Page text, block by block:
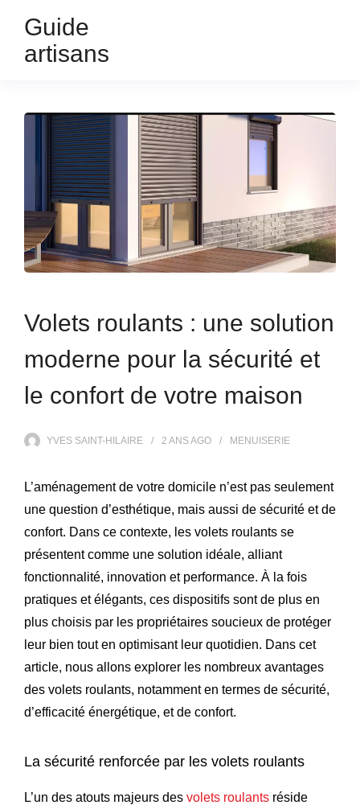
Guide
artisans
Volets roulants : une solution
moderne pour la sécurité et
le confort de votre maison
YVES SAINT-HILAIRE 2 ANSAGO MENUISERIE
L’aménagement de votre domicile n’est pas seulement
une question d’esthétique, mais aussi de sécurité et de
confort. Dans ce contexte, les volets roulants se
présentent comme une solution idéale, alliant
fonctionnalité, innovation et performance. À la fois
pratiques et élégants, ces dispositifs sont de plus en
plus choisis par les propriétaires soucieux de protéger
leur bien tout en optimisant leur quotidien. Dans cet
article, nous allons explorer les nombreux avantages
des volets roulants, notamment en termes de sécurité,
d’efficacité énergétique, et de confort.
La sécurité renforcée par les volets roulants
L’un des atouts majeurs des volets roulants réside